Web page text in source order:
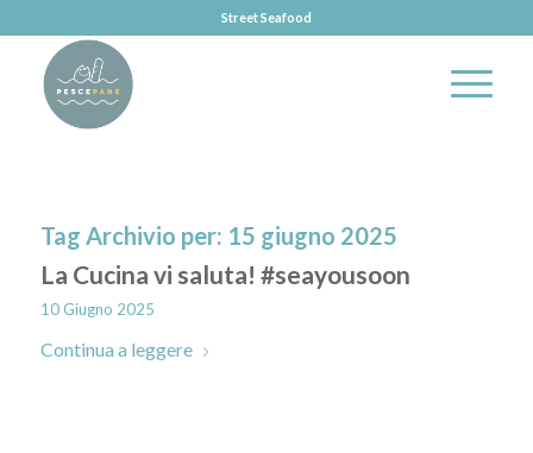
Street Seafood
Tag Archivio per: 15 giugno 2025
La Cucina vi saluta! #seayousoon
10 Giugno 2025
Continua a leggere